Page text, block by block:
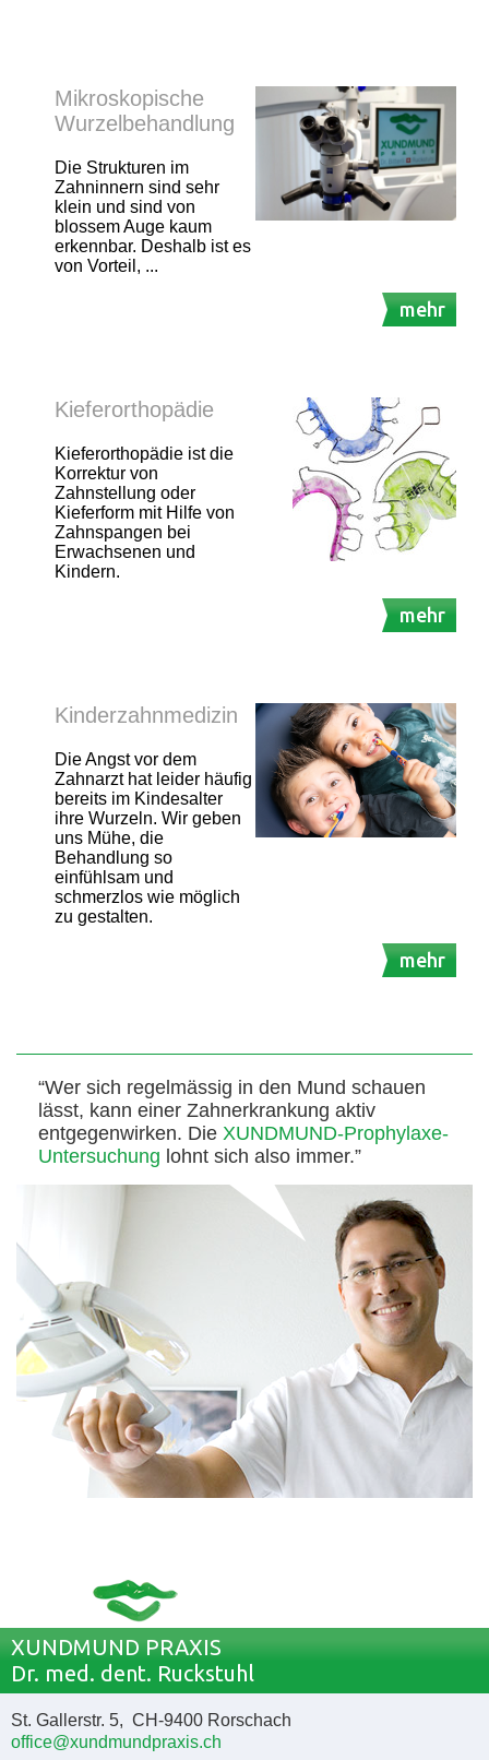
Mikroskopische
Wurzelbehandlung
Die Strukturen im
Zahninnern sind sehr
klein und sind von
blossem Auge kaum
erkennbar. Deshalb ist es
von Vorteil, ...
mehr
Kieferorthopädie
Kieferorthopädie ist die
Korrektur von
Zahnstellung oder
Kieferform mit Hilfe von
Zahnspangen bei
Erwachsenen und
Kindern.
mehr
Kinderzahnmedizin
Die Angst vor dem
Zahnarzt hat leider häufig
bereits im Kindesalter
ihre Wurzeln. Wir geben
uns Mühe, die
Behandlung so
einfühlsam und
schmerzlos wie möglich
zu gestalten.
mehr
“Wer sich regelmässig in den Mund schauen
lässt, kann einer Zahnerkrankung aktiv
entgegenwirken. Die XUNDMUND-Prophylaxe-
Untersuchung lohnt sich also immer.”
XUNDMUND PRAXIS
Dr. med. dent. Ruckstuhl
St. Gallerstr. 5, CH-9400 Rorschach
office@xundmundpraxis.ch